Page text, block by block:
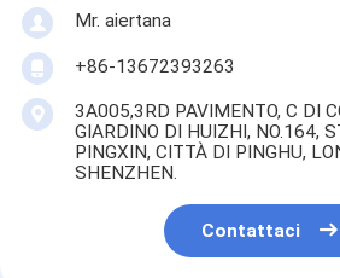
Mr. aiertana
+86-13672393263
3A005,3RD PAVIMENTO, C DI
GIARDINO DI HUIZHI, NO.164,
PINGXIN, CITTÀ DI PINGHU,
SHENZHEN.
Contattaci